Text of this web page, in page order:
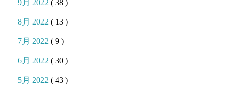
9月 2022( 38 )
8月 2022( 13 )
7月 2022( 9 )
6月 2022( 30 )
5月 2022( 43 )